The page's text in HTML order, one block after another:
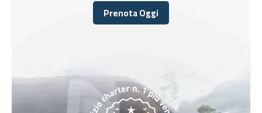
Prenota Oggi
Prenota Oggi